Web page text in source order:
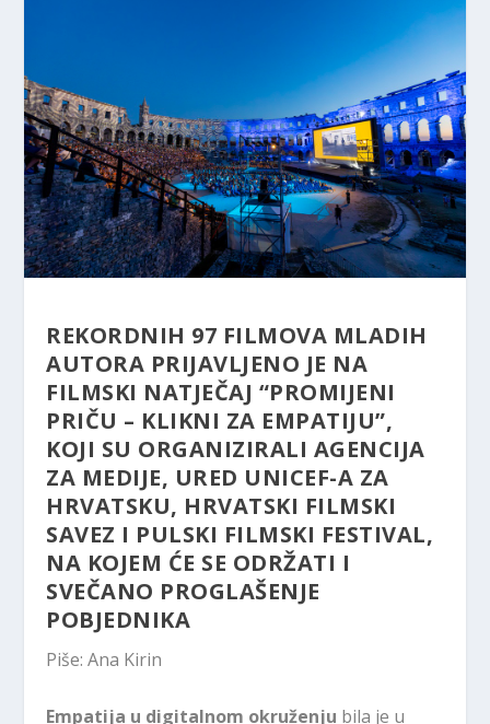
REKORDNIH 97 FILMOVA MLADIH
AUTORA PRIJAVLJENO JE NA
FILMSKI NATJEČAJ “PROMIJENI
PRIČU – KLIKNI ZA EMPATIJU”,
KOJI SU ORGANIZIRALI AGENCIJA
ZA MEDIJE, URED UNICEF-A ZA
HRVATSKU, HRVATSKI FILMSKI
SAVEZ I PULSKI FILMSKI FESTIVAL,
NA KOJEM ĆE SE ODRŽATI I
SVEČANO PROGLAŠENJE
POBJEDNIKA
Piše: Ana Kirin
Empatija u digitalnom okruženju bila je u